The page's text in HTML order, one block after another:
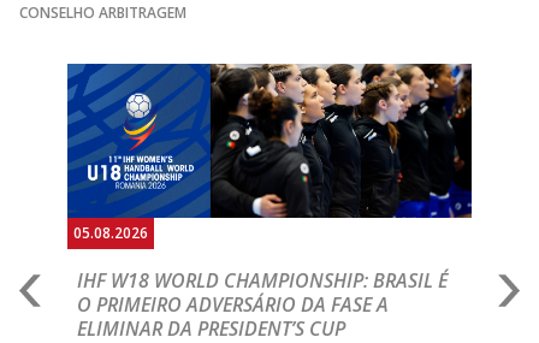
CONSELHO ARBITRAGEM
05.08.2026
IHF W18 WORLD CHAMPIONSHIP: BRASIL É
O PRIMEIRO ADVERSÁRIO DA FASE A
ELIMINAR DA PRESIDENT’S CUP
Anterior